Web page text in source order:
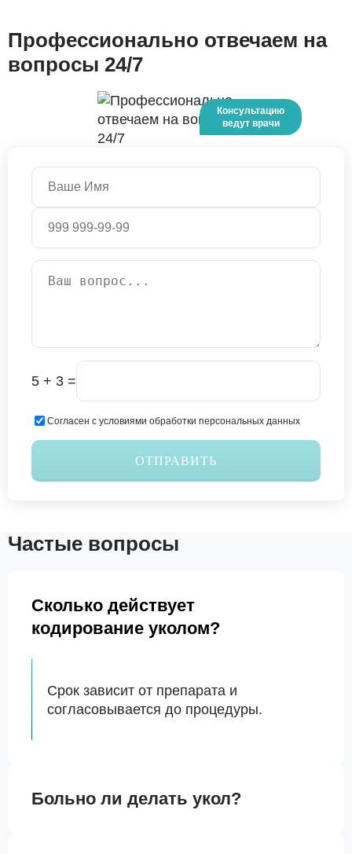
Профессионально отвечаем на
вопросы 24/7
5 + 3 =
Согласен с условиями обработки персональных данных
ОТПРАВИТЬ
Частые вопросы
Сколько действует
кодирование уколом?
Срок зависит от препарата и
согласовывается до процедуры.
Больно ли делать укол?